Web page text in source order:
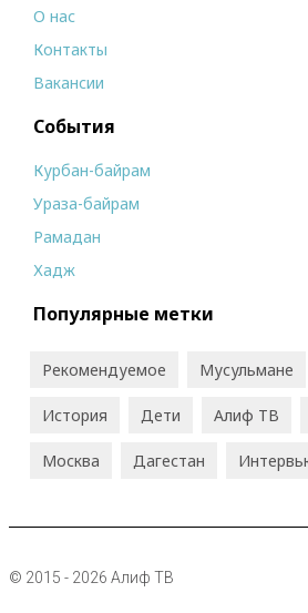
О нас
Контакты
Вакансии
События
Курбан-байрам
Ураза-байрам
Рамадан
Хадж
Популярные метки
Рекомендуемое Мусульмане
История Дети Алиф ТВ
Москва Дагестан
© 2015 - 2026 Алиф ТВ